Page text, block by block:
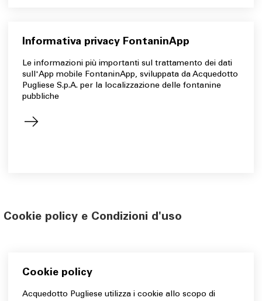
Informativa privacy FontaninApp
Le informazioni più importanti sul trattamento dei dati
sull'App mobile FontaninApp, sviluppata da Acquedotto
Pugliese S.p.A. per la localizzazione delle fontanine
pubbliche
Cookie policy e Condizioni d'uso
Cookie policy
Acquedotto Pugliese utilizza i cookie allo scopo di